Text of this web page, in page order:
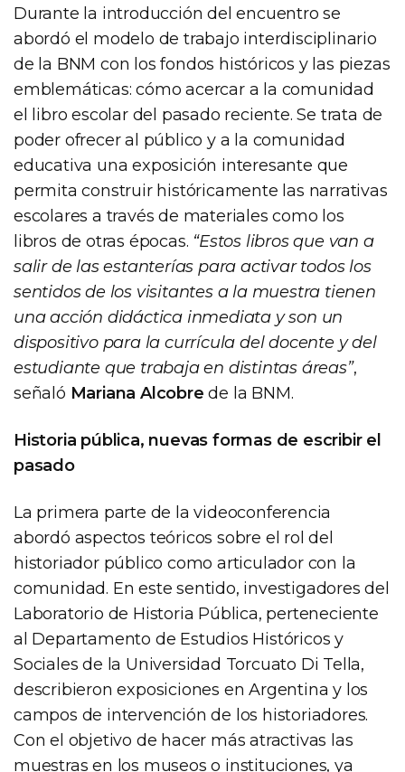
Durante la introducción del encuentro se
abordó el modelo de trabajo interdisciplinario
de la BNM con los fondos históricos y las piezas
emblemáticas: cómo acercar a la comunidad
el libro escolar del pasado reciente. Se trata de
poder ofrecer al público y a la comunidad
educativa una exposición interesante que
permita construir históricamente las narrativas
escolares a través de materiales como los
libros de otras épocas. “Estos libros que van a
salir de las estanterías para activar todos los
sentidos de los visitantes a la muestra tienen
una acción didáctica inmediata y son un
dispositivo para la currícula del docente y del
estudiante que trabaja en distintas áreas”,
señaló Mariana Alcobre de la BNM.
Historia pública, nuevas formas de escribir el
pasado
La primera parte de la videoconferencia
abordó aspectos teóricos sobre el rol del
historiador público como articulador con la
comunidad. En este sentido, investigadores del
Laboratorio de Historia Pública, perteneciente
al Departamento de Estudios Históricos y
Sociales de la Universidad Torcuato Di Tella,
describieron exposiciones en Argentina y los
campos de intervención de los historiadores.
Con el objetivo de hacer más atractivas las
muestras en los museos o instituciones, ya